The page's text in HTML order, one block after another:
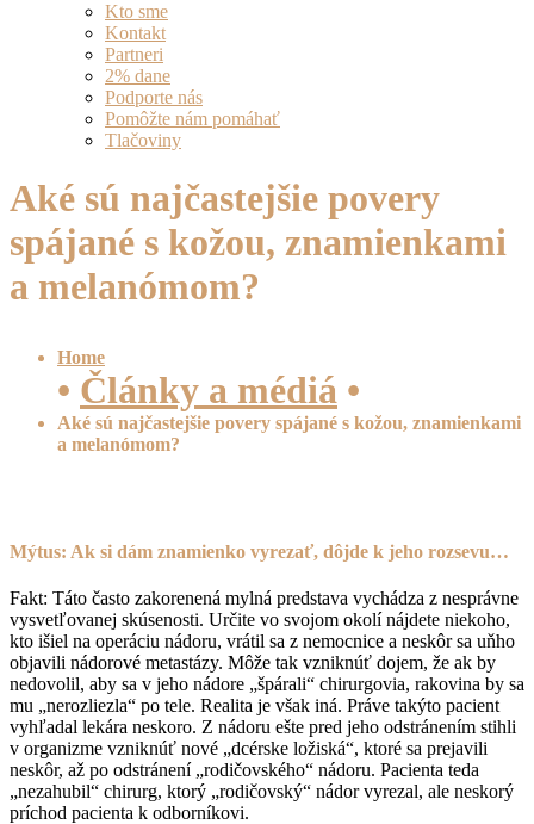
Kto sme
Kontakt
Partneri
2% dane
Podporte nás
Pomôžte nám pomáhať
Tlačoviny
Aké sú najčastejšie povery
spájané s kožou, znamienkami
a melanómom?
Home
• Články a médiá •
Aké sú najčastejšie povery spájané s kožou, znamienkami
a melanómom?
Mýtus: Ak si dám znamienko vyrezať, dôjde k jeho rozsevu…
Fakt: Táto často zakorenená mylná predstava vychádza z nesprávne
vysvetľovanej skúsenosti. Určite vo svojom okolí nájdete niekoho,
kto išiel na operáciu nádoru, vrátil sa z nemocnice a neskôr sa uňho
objavili nádorové metastázy. Môže tak vzniknúť dojem, že ak by
nedovolil, aby sa v jeho nádore „špárali“ chirurgovia, rakovina by sa
mu „nerozliezla“ po tele. Realita je však iná. Práve takýto pacient
vyhľadal lekára neskoro. Z nádoru ešte pred jeho odstránením stihli
v organizme vzniknúť nové „dcérske ložiská“, ktoré sa prejavili
neskôr, až po odstránení „rodičovského“ nádoru. Pacienta teda
„nezahubil“ chirurg, ktorý „rodičovský“ nádor vyrezal, ale neskorý
príchod pacienta k odborníkovi.